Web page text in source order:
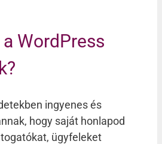
WordPress
ingyenes és
hogy saját honlapod
ügyfeleket